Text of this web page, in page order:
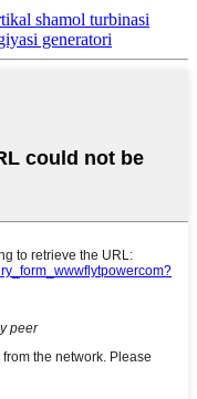
shamol turbinasi
generatori